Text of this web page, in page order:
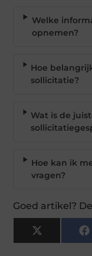
Welke
opnemen?
Hoe
sollicitatie?
Wat is de
Hoe kan ik
vragen?
Goed artikel?
X
(Twitter)